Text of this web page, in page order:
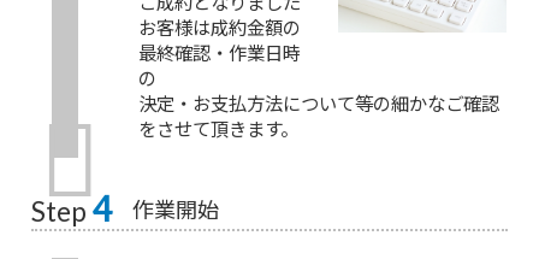
お客様は成約金額の
最終確認・作業日時
の
決定・お支払方法について等の細かなご確認
をさせて頂きます。
Step 4 作業開始